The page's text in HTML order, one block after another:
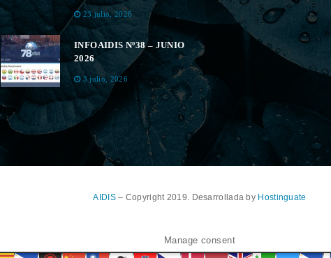
23 julio, 2026
INFOAIDIS Nº38 – JUNIO
2026
3 julio, 2026
AIDIS– Copyright 2019. Desarrollada by Hostinguate
Manage consent